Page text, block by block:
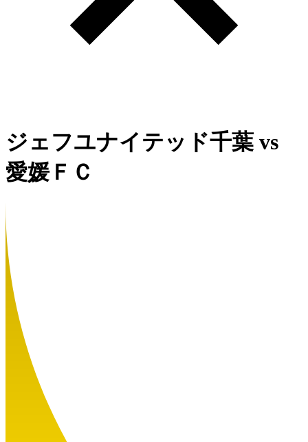
ジェフユナイテッド千葉 vs
愛媛ＦＣ